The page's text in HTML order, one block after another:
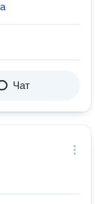
Чат